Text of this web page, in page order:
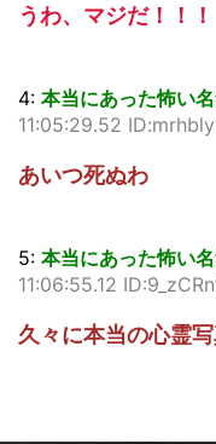
うわ、マジだ！！！
4: 本当にあった怖い
11:05:29.52
あいつ死ぬわ
5: 本当にあった怖い
11:06:55.12
久々に本当の心霊